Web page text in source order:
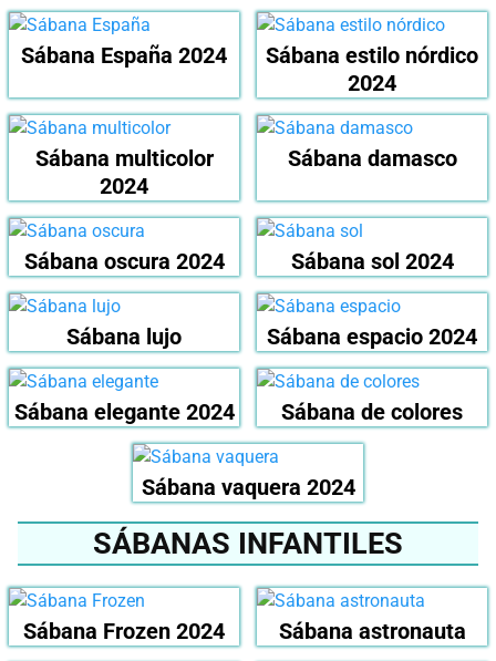
Sábana España 2024
Sábana estilo nórdico
2024
Sábana multicolor
2024
Sábana damasco
Sábana oscura 2024 Sábana sol 2024
Sábana lujo Sábana espacio 2024
Sábana elegante 2024 Sábana de colores
Sábana vaquera 2024
SÁBANAS INFANTILES
Sábana Frozen 2024 Sábana astronauta